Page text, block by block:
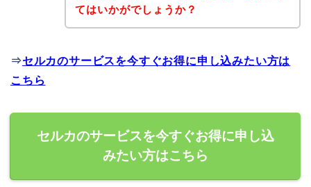
てはいかがでしょうか？
⇒セルカのサービスを今すぐお得に申し込みたい方は
こちら
セルカのサービスを今すぐお得に申し込
みたい方はこちら